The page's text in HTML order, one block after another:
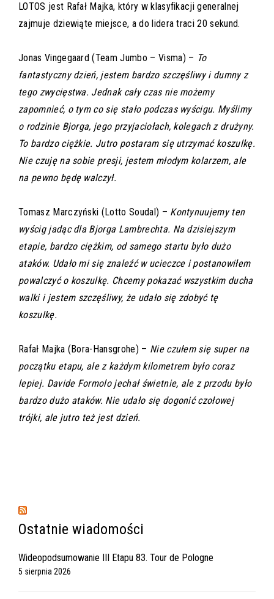
LOTOS jest Rafał Majka, który w klasyfikacji generalnej
zajmuje dziewiąte miejsce, a do lidera traci 20 sekund.
Jonas Vingegaard (Team Jumbo – Visma) – To
fantastyczny dzień, jestem bardzo szczęśliwy i dumny z
tego zwycięstwa. Jednak cały czas nie możemy
zapomnieć, o tym co się stało podczas wyścigu. Myślimy
o rodzinie Bjorga, jego przyjaciołach, kolegach z drużyny.
To bardzo ciężkie. Jutro postaram się utrzymać koszulkę.
Nie czuję na sobie presji, jestem młodym kolarzem, ale
na pewno będę walczył.
Tomasz Marczyński (Lotto Soudal) – Kontynuujemy ten
wyścig jadąc dla Bjorga Lambrechta. Na dzisiejszym
etapie, bardzo ciężkim, od samego startu było dużo
ataków. Udało mi się znaleźć w ucieczce i postanowiłem
powalczyć o koszulkę. Chcemy pokazać wszystkim ducha
walki i jestem szczęśliwy, że udało się zdobyć tę
koszulkę.
Rafał Majka (Bora-Hansgrohe) – Nie czułem się super na
początku etapu, ale z każdym kilometrem było coraz
lepiej. Davide Formolo jechał świetnie, ale z przodu było
bardzo dużo ataków. Nie udało się dogonić czołowej
trójki, ale jutro też jest dzień.
Ostatnie wiadomości
Wideopodsumowanie III Etapu 83. Tour de Pologne
5 sierpnia 2026